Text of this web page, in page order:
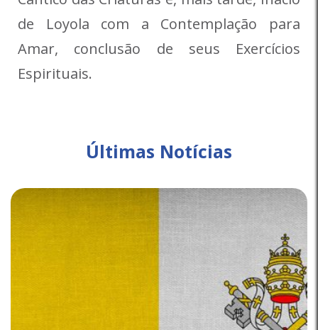
de Loyola com a Contemplação para
Amar, conclusão de seus Exercícios
Espirituais.
Últimas Notícias